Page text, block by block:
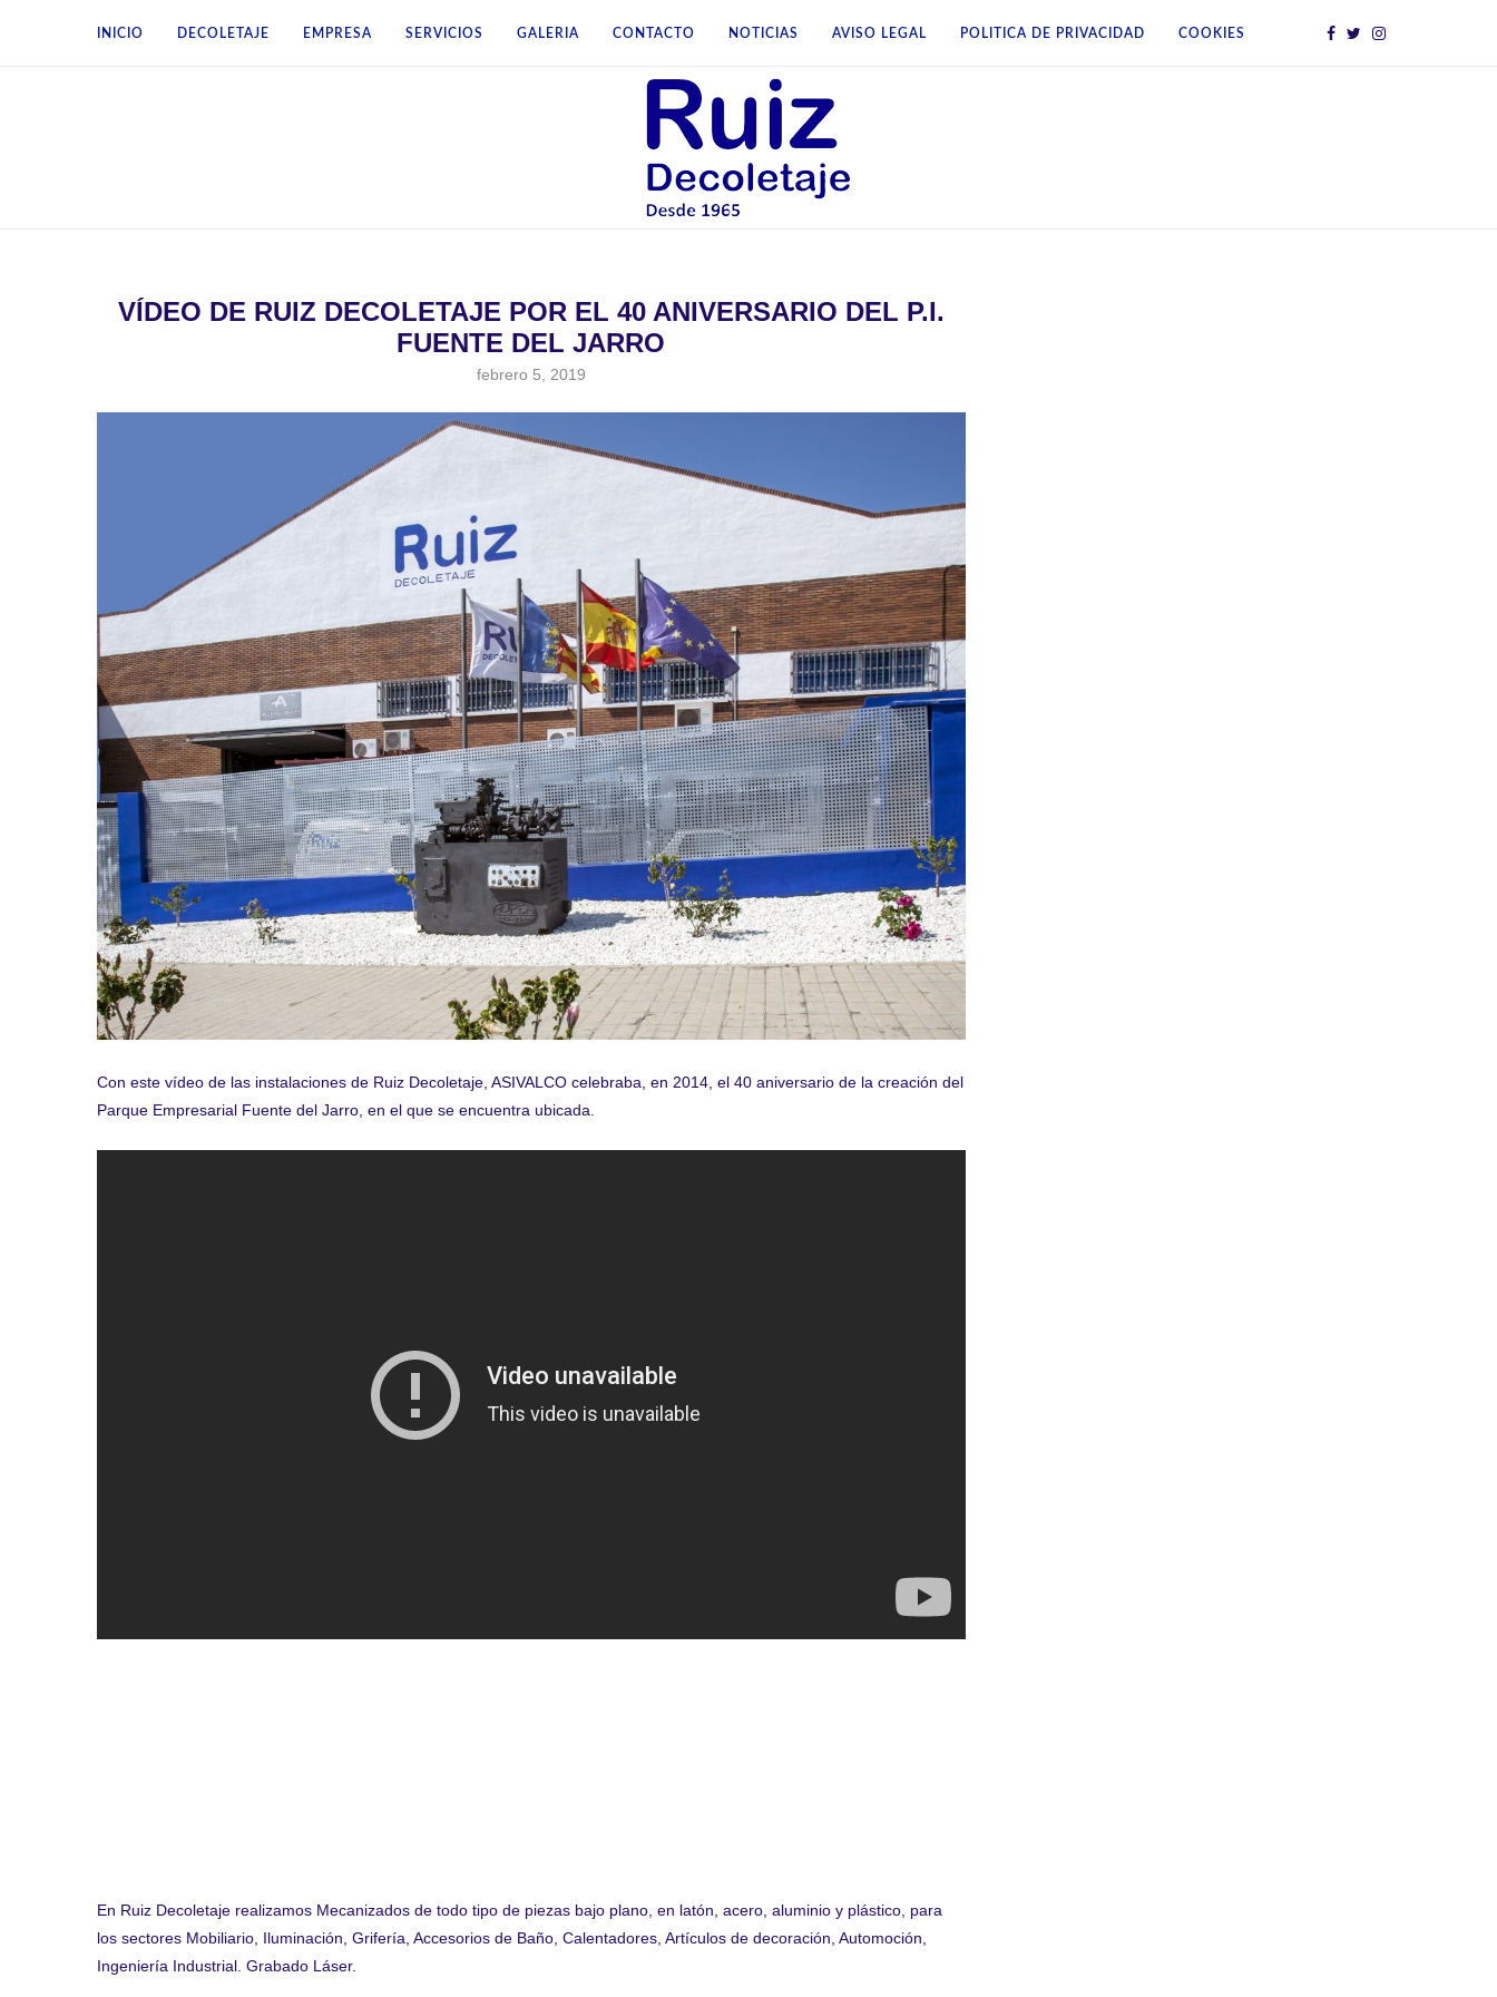
INICIO DECOLETAJE EMPRESA SERVICIOS GALERIA CONTACTO NOTICIAS AVISO LEGAL POLITICA DE PRIVACIDAD COOKIES
VÍDEO DE RUIZ DECOLETAJE POR EL 40 ANIVERSARIO DEL P.I.
FUENTE DEL JARRO
febrero 5, 2019
Con este vídeo de las instalaciones de Ruiz Decoletaje, ASIVALCO celebraba, en 2014, el 40 aniversario de la creación del
Parque Empresarial Fuente del Jarro, en el que se encuentra ubicada.
En Ruiz Decoletaje realizamos Mecanizados de todo tipo de piezas bajo plano, en latón, acero, aluminio y plástico, para
los sectores Mobiliario, Iluminación, Grifería, Accesorios de Baño, Calentadores, Artículos de decoración, Automoción,
Ingeniería Industrial. Grabado Láser.